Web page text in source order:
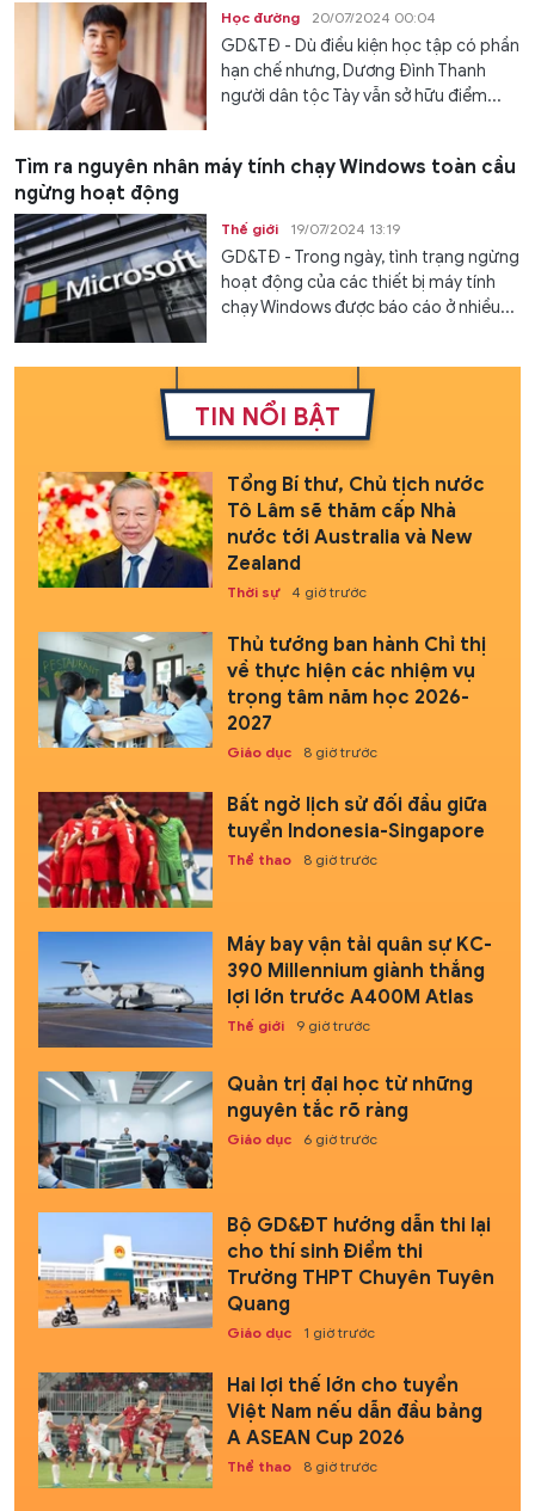
Học đường 20/07/2024 00:04
GD&TĐ - Dù điều kiện học tập có phần
hạn chế nhưng, Dương Đình Thanh
người dân tộc Tày vẫn sở hữu điểm...
Tìm ra nguyên nhân máy tính chạy Windows toàn cầu
ngừng hoạt động
Thế giới 19/07/2024 13:19
GD&TĐ - Trong ngày, tình trạng ngừng
hoạt động của các thiết bị máy tính
chạy Windows được báo cáo ở nhiều...
TIN NỔI BẬT
Tổng Bí thư, Chủ tịch nước
Tô Lâm sẽ thăm cấp Nhà
nước tới Australia và New
Zealand
Thời sự 4 giờ trước
Thủ tướng ban hành Chỉ thị
về thực hiện các nhiệm vụ
trọng tâm năm học 2026-
2027
Giáo dục 8 giờ trước
Bất ngờ lịch sử đối đầu giữa
tuyển Indonesia-Singapore
Thể thao 8 giờ trước
Máy bay vận tải quân sự KC-
390 Millennium giành thắng
lợi lớn trước A400M Atlas
Thế giới 9 giờ trước
Quản trị đại học từ những
nguyên tắc rõ ràng
Giáo dục 6 giờ trước
Bộ GD&ĐT hướng dẫn thi lại
cho thí sinh Điểm thi
Trường THPT Chuyên Tuyên
Quang
Giáo dục 1 giờ trước
Hai lợi thế lớn cho tuyển
Việt Nam nếu dẫn đầu bảng
A ASEAN Cup 2026
Thể thao 8 giờ trước